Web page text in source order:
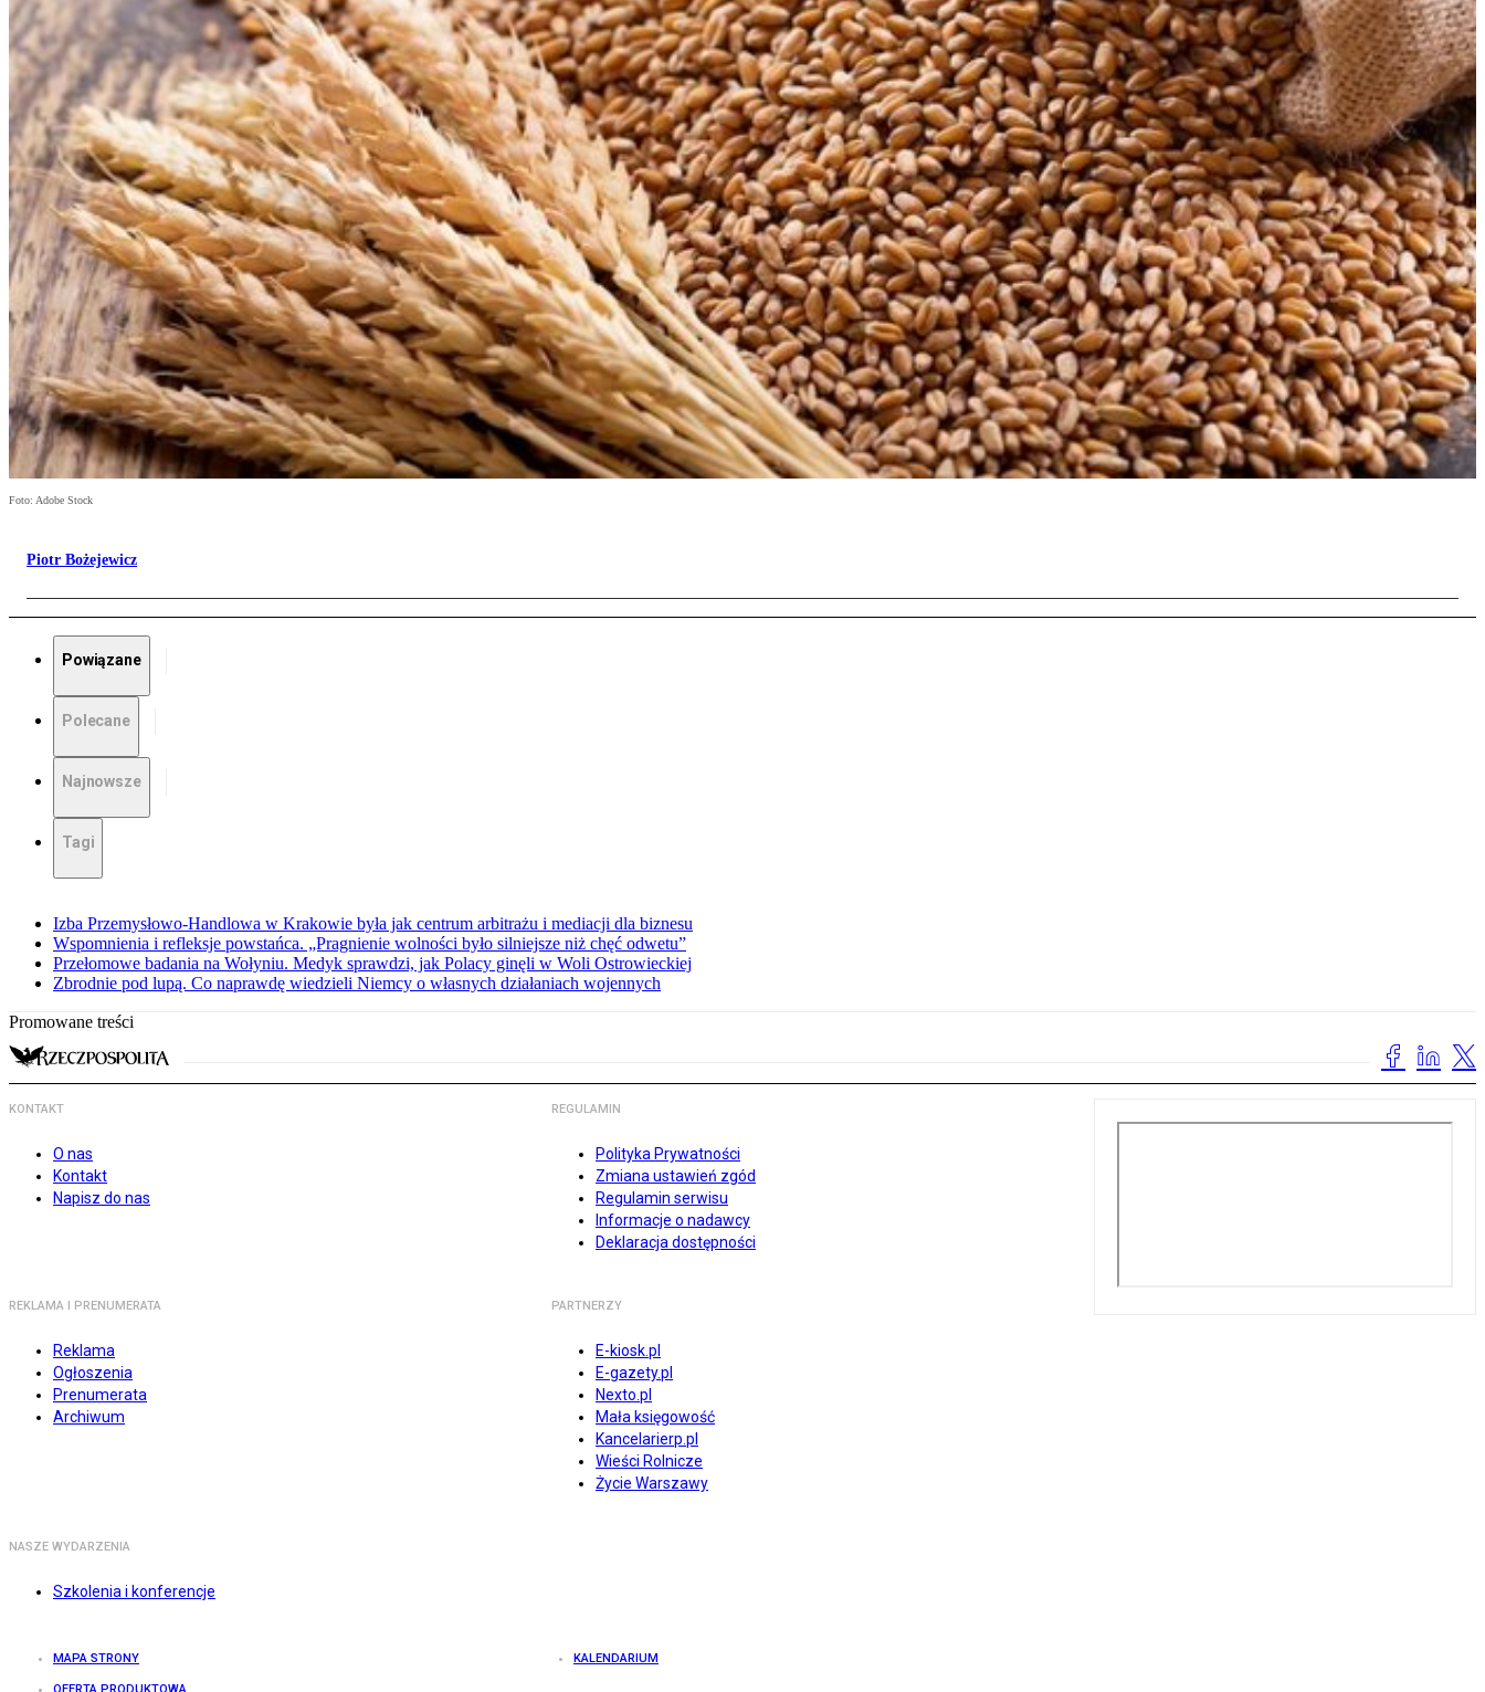
Foto: Adobe Stock
Piotr Bożejewicz
Powiązane
Polecane
Najnowsze
Tagi
Izba Przemysłowo-Handlowa w Krakowie była jak centrum arbitrażu i mediacji dla biznesu
Wspomnienia i refleksje powstańca. „Pragnienie wolności było silniejsze niż chęć odwetu”
Przełomowe badania na Wołyniu. Medyk sprawdzi, jak Polacy ginęli w Woli Ostrowieckiej
Zbrodnie pod lupą. Co naprawdę wiedzieli Niemcy o własnych działaniach wojennych
Promowane treści
KONTAKT
O nas
Kontakt
Napisz do nas
REGULAMIN
Polityka Prywatności
Zmiana ustawień zgód
Regulamin serwisu
Informacje o nadawcy
Deklaracja dostępności
REKLAMA I PRENUMERATA
Reklama
Ogłoszenia
Prenumerata
Archiwum
PARTNERZY
E-kiosk.pl
E-gazety.pl
Nexto.pl
Mała księgowość
Kancelarierp.pl
Wieści Rolnicze
Życie Warszawy
NASZE WYDARZENIA
Szkolenia i konferencje
MAPA STRONY KALENDARIUM